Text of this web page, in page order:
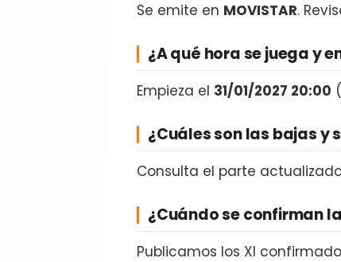
Se emite en MOVISTAR.
¿A qué hora se juega y
Empieza el 31/01/2027 20:00
¿Cuáles son las bajas y
Consulta el parte
¿Cuándo se confirman
Publicamos los XI